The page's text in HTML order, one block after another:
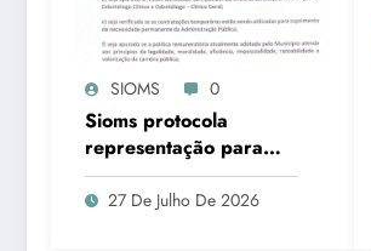
SIOMS 0
Sioms protocola
representação para
apuração violação aos
princípios
27 De Julho De 2026